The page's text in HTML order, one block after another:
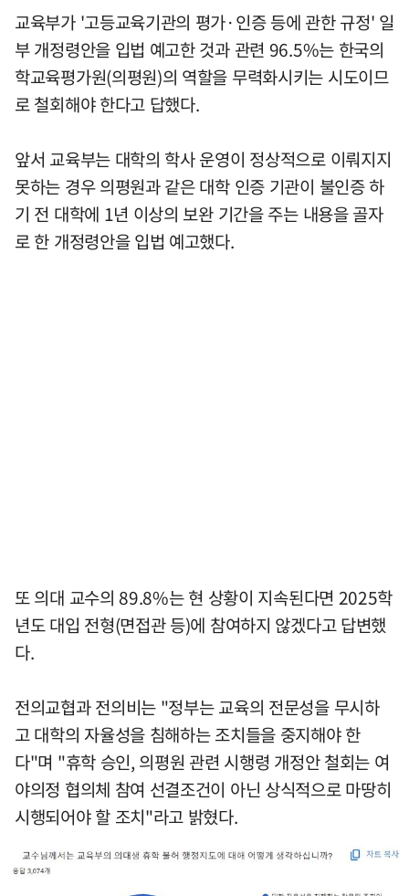
교육부가 '고등교육기관의 평가·인증 등에 관한 규정' 일
부 개정령안을 입법 예고한 것과 관련 96.5%는 한국의
학교육평가원(의평원)의 역할을 무력화시키는 시도이므
로 철회해야 한다고 답했다.
앞서 교육부는 대학의 학사 운영이 정상적으로 이뤄지지
못하는 경우 의평원과 같은 대학 인증 기관이 불인증 하
기 전 대학에 1년 이상의 보완 기간을 주는 내용을 골자
로 한 개정령안을 입법 예고했다.
또 의대 교수의 89.8%는 현 상황이 지속된다면 2025학
년도 대입 전형(면접관 등)에 참여하지 않겠다고 답변했
다.
전의교협과 전의비는 "정부는 교육의 전문성을 무시하
고 대학의 자율성을 침해하는 조치들을 중지해야 한
다"며 "휴학 승인, 의평원 관련 시행령 개정안 철회는 여
야의정 협의체 참여 선결조건이 아닌 상식적으로 마땅히
시행되어야 할 조치"라고 밝혔다.